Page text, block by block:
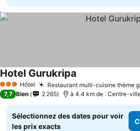
3 ÉtoilesHôtel Restaurant multi-cuisine thème
Hotel Gurukripa
7,7 Bien 2 265 à 4.4 km de : Centre-
Sélectionnez des dates pour voir
les prix exacts